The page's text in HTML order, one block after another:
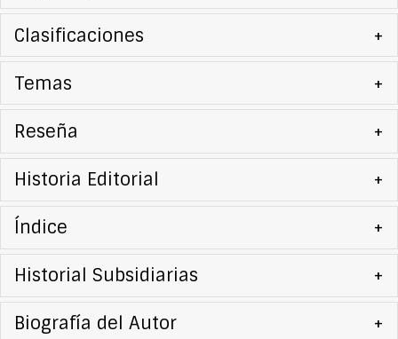
Clasificaciones +
Temas +
Reseña +
Historia Editorial +
Índice +
Historial Subsidiarias +
Biografía del Autor +